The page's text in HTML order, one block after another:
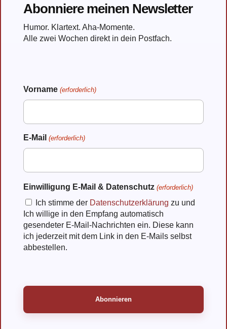
Abonniere meinen Newsletter
Humor. Klartext. Aha-Momente.
Alle zwei Wochen direkt in dein Postfach.
Vorname (erforderlich)
E-Mail (erforderlich)
Einwilligung E-Mail & Datenschutz (erforderlich)
Ich stimme der Datenschutzerklärung zu und
Ich willige in den Empfang automatisch
gesendeter E-Mail-Nachrichten ein. Diese kann
ich jederzeit mit dem Link in den E-Mails selbst
abbestellen.